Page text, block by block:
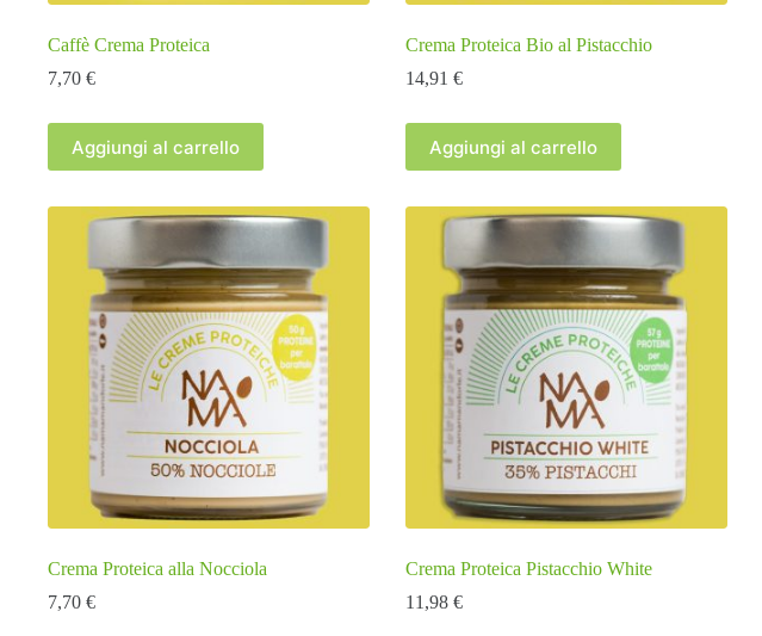
Caffè Crema Proteica
7,70 €
Aggiungi al carrello
Crema Proteica Bio al Pistacchio
14,91 €
Aggiungi al carrello
Crema Proteica alla Nocciola
7,70 €
Crema Proteica Pistacchio White
11,98 €